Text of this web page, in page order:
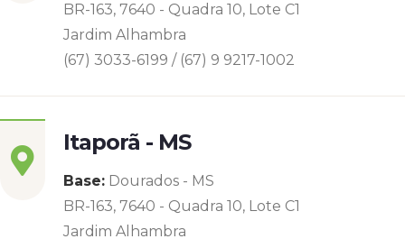
BR-163, 7640 - Quadra 10, Lote C1
Jardim Alhambra
(67) 3033-6199 / (67) 9 9217-1002
Itaporã - MS
Base: Dourados - MS
BR-163, 7640 - Quadra 10, Lote C1
Jardim Alhambra